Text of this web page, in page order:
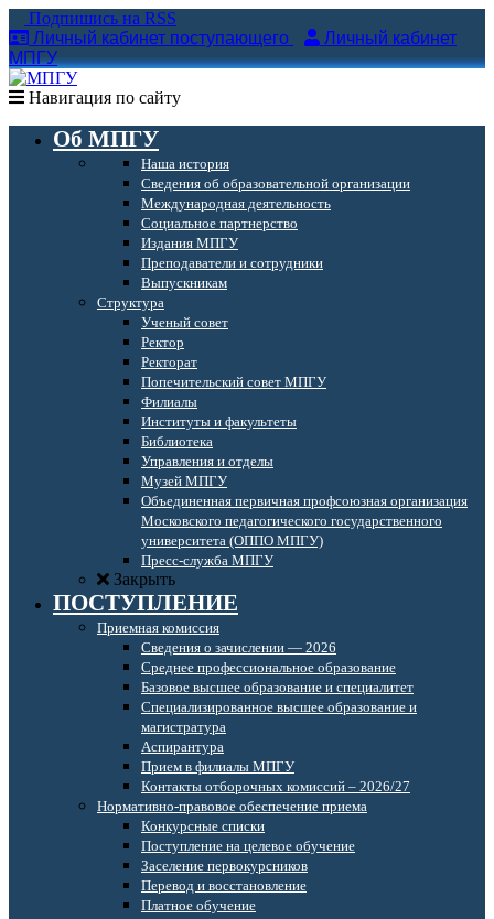
Подпишись на RSS
Личный кабинет поступающего
Личный кабинет
МПГУ
Навигация по сайту
Об МПГУ
Наша история
Сведения об образовательной организации
Международная деятельность
Социальное партнерство
Издания МПГУ
Преподаватели и сотрудники
Выпускникам
Структура
Ученый совет
Ректор
Ректорат
Попечительский совет МПГУ
Филиалы
Институты и факультеты
Библиотека
Управления и отделы
Музей МПГУ
Объединенная первичная профсоюзная организация
Московского педагогического государственного
университета (ОППО МПГУ)
Пресс-служба МПГУ
Закрыть
ПОСТУПЛЕНИЕ
Приемная комиссия
Сведения о зачислении — 2026
Среднее профессиональное образование
Базовое высшее образование и специалитет
Специализированное высшее образование и
магистратура
Аспирантура
Прием в филиалы МПГУ
Контакты отборочных комиссий – 2026/27
Нормативно-правовое обеспечение приема
Конкурсные списки
Поступление на целевое обучение
Заселение первокурсников
Перевод и восстановление
Платное обучение